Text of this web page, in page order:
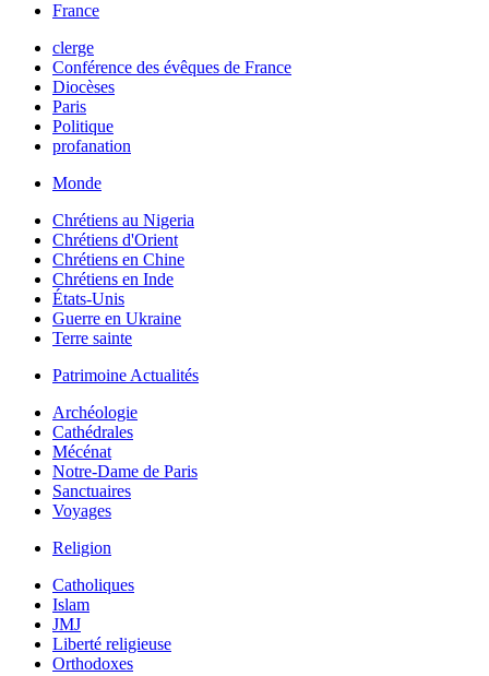
France
clerge
Conférence des évêques de France
Diocèses
Paris
Politique
profanation
Monde
Chrétiens au Nigeria
Chrétiens d'Orient
Chrétiens en Chine
Chrétiens en Inde
États-Unis
Guerre en Ukraine
Terre sainte
Patrimoine Actualités
Archéologie
Cathédrales
Mécénat
Notre-Dame de Paris
Sanctuaires
Voyages
Religion
Catholiques
Islam
JMJ
Liberté religieuse
Orthodoxes